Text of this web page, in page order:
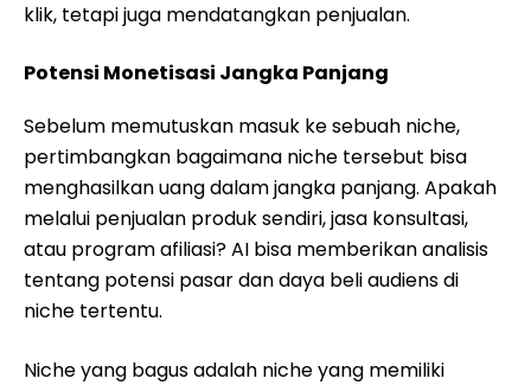
klik, tetapi juga mendatangkan penjualan.
Potensi Monetisasi Jangka Panjang
Sebelum memutuskan masuk ke sebuah niche,
pertimbangkan bagaimana niche tersebut bisa
menghasilkan uang dalam jangka panjang. Apakah
melalui penjualan produk sendiri, jasa konsultasi,
atau program afiliasi? AI bisa memberikan analisis
tentang potensi pasar dan daya beli audiens di
niche tertentu.
Niche yang bagus adalah niche yang memiliki